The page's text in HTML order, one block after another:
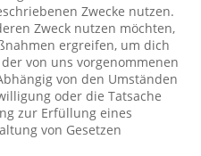
Zwecke nutzen.
Zweck nutzen möchten,
ergreifen, um dich
von uns vorgenommenen
von den Umständen
oder die Tatsache
zur Erfüllung eines
von Gesetzen